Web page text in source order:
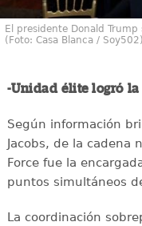
El presidente Donald
(Foto: Casa Blanca / Soy502)
-Unidad élite logró
Según información
Jacobs, de la cadena
Force fue la
puntos simultáneos
La coordinación